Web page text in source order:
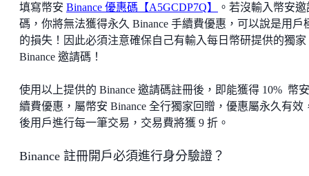
填寫幣安 Binance 優惠碼【A5GCDP7Q】
。若沒輸入幣安邀
碼，你將無法獲得永久 Binance 手續費優惠，可以說是用戶
的損失！因此必須注意確保自己有輸入每日幣研提供的獨家
Binance 邀請碼！
使用以上提供的 Binance 邀請碼註冊後，即能獲得 10% 幣
續費優惠，屬幣安 Binance 全行獨家回贈，優惠屬永久有效
後用戶進行每一筆交易，交易費將獲 9 折。
Binance 註冊開戶必須進行身分驗證？